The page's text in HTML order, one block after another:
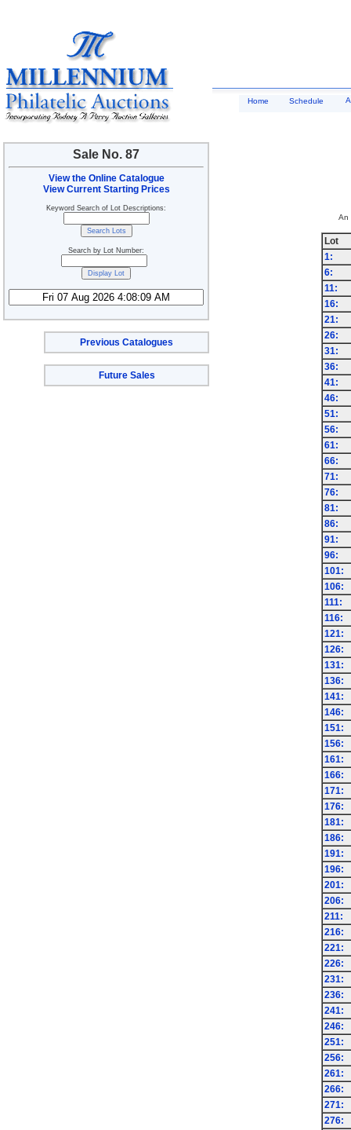
Sale No. 87
View the Online Catalogue
View Current Starting Prices
Keyword Search of Lot Descriptions:
Search by Lot Number:
Previous Catalogues
Future Sales
Home Schedule
An
Lot
1:
6:
11:
16:
21:
26:
31:
36:
41:
46:
51:
56:
61:
66:
71:
76:
81:
86:
91:
96:
101:
106:
111:
116:
121:
126:
131:
136:
141:
146:
151:
156:
161:
166:
171:
176:
181:
186:
191:
196:
201:
206:
211:
216:
221:
226:
231:
236:
241:
246:
251:
256:
261:
266:
271:
276: